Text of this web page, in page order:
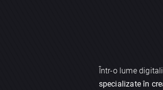
Într-o lume
specializate în